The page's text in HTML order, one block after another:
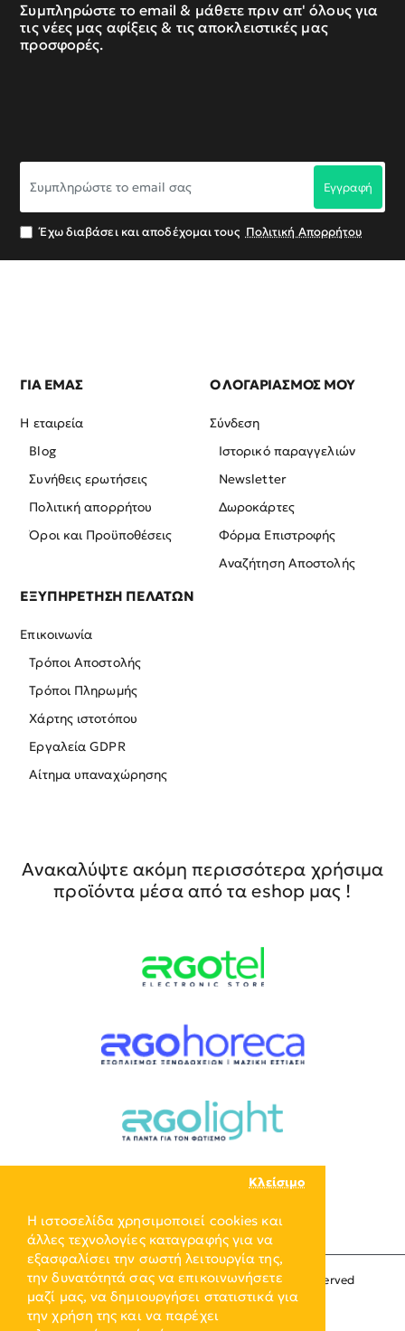
Η ιστοσελίδα χρησιμοποιεί cookies και
άλλες τεχνολογίες καταγραφής για να
εξασφαλίσει την σωστή λειτουργία της,
την δυνατότητά σας να επικοινωνήσετε
μαζί μας, να δημιουργήσει στατιστικά για
την χρήση της και να παρέχει
Κλείσιμο
Συμπληρώστε το email & μάθετε πριν απ' όλους για
τις νέες μας αφίξεις & τις αποκλειστικές μας
προσφορές.
το
σας
Εγγραφή
Έχω διαβάσει και αποδέχομαι τους Πολιτική Απορρήτου
ΓΙΑ ΕΜΑΣ
Η εταιρεία
Blog
Συνήθεις ερωτήσεις
Πολιτική απορρήτου
Όροι και Προϋποθέσεις
Ο ΛΟΓΑΡΙΑΣΜΟΣ ΜΟΥ
Σύνδεση
Ιστορικό παραγγελιών
Newsletter
Δωροκάρτες
Φόρμα Επιστροφής
Αναζήτηση Αποστολής
ΕΞΥΠΗΡΕΤΗΣΗ ΠΕΛΑΤΩΝ
Επικοινωνία
Τρόποι Αποστολής
Τρόποι Πληρωμής
Χάρτης ιστοτόπου
Εργαλεία GDPR
Αίτημα υπαναχώρησης
Ανακαλύψτε ακόμη περισσότερα χρήσιμα
προϊόντα μέσα από τα eshop μας !
Copyright © 2024, ERGO-GROUP, All Rights Reserved